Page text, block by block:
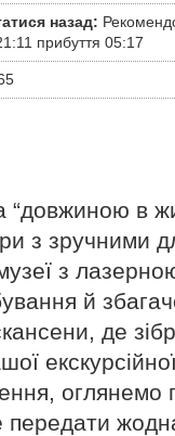
назад:
прибуття 05:17
в
з
з
й
де
оглянемо